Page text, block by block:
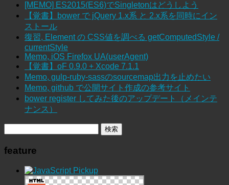
[MEMO] ES2015(ES6)でSingletonはどうしよう
【覚書】bower で jQuery 1.x系 と 2.x系を同時にイン
ストール
復習, Element の CSS値を調べる getComputedStyle /
currentStyle
Memo, iOS Firefox UA(userAgent)
【覚書】oF 0.9.0 + Xcode 7.1.1
Memo, gulp-ruby-sassのsourcemap出力を止めたい
Memo, github で公開サイト作成の参考サイト
bower register してみた後のアップデート（メインテ
ナンス）
feature